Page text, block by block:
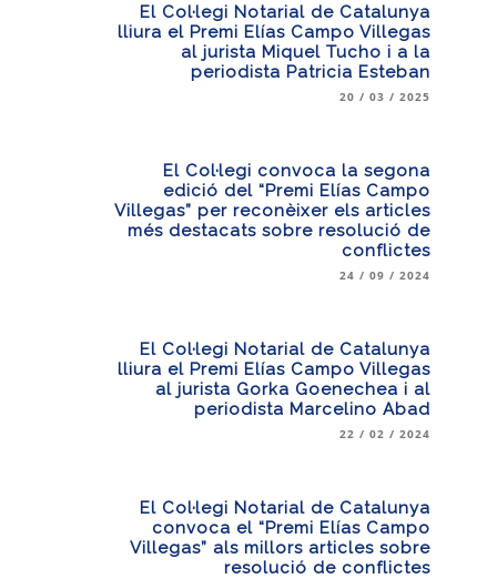
El Col·legi Notarial de Catalunya
lliura el Premi Elías Campo Villegas
al jurista Miquel Tucho i a la
periodista Patricia Esteban
20 / 03 / 2025
El Col·legi convoca la segona
edició del “Premi Elías Campo
Villegas” per reconèixer els articles
més destacats sobre resolució de
conflictes
24 / 09 / 2024
El Col·legi Notarial de Catalunya
lliura el Premi Elías Campo Villegas
al jurista Gorka Goenechea i al
periodista Marcelino Abad
22 / 02 / 2024
El Col·legi Notarial de Catalunya
convoca el “Premi Elías Campo
Villegas” als millors articles sobre
resolució de conflictes